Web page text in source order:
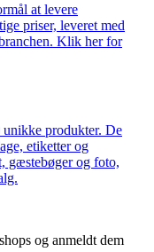
at levere
priser, leveret med
Klik her for
produkter. De
etiketter og
gæstebøger og foto,
og anmeldt dem